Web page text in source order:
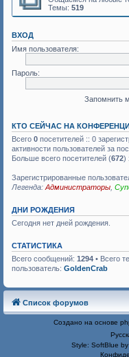
Темы: 519
ВХОД
Имя пользователя:
Пароль:
Запомнить
КТО СЕЙЧАС НА
Всего 0 посетителей :: 0
активности пользователей за
Больше всего посетителей (672)
Зарегистрированные
Легенда: Администраторы
ДНИ РОЖДЕНИЯ
Сегодня нет дней рождения.
СТАТИСТИКА
Всего сообщений: 1294 • Всего
пользователь: GoldenCrab
Список форумов
Создано на основе
Style: SoftBlue